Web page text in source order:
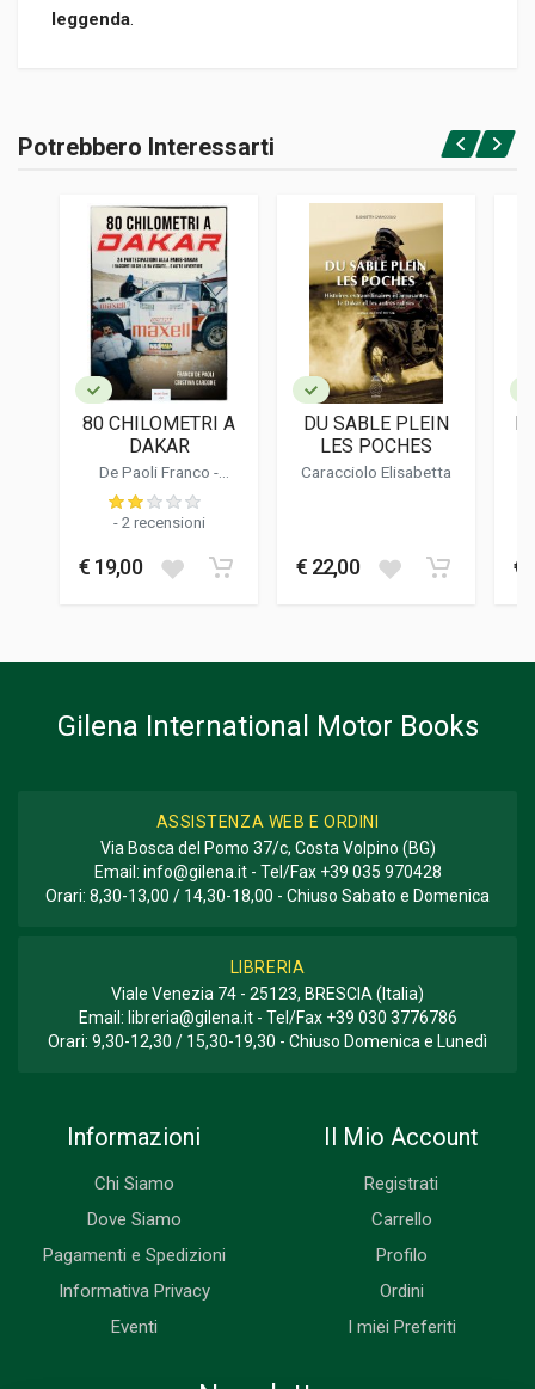
leggenda.
Brossura
2914920431
Editions Du Palmier
LINGUA DEL TESTO
Francese
20 x 27 x 1 cm
Informazioni aggiuntive
Accedi o registrati
Potrebbero Interessarti
80 CHILOMETRI A
DAKAR
De Paoli Franco -
Cardone Cristina
- 2 recensioni
€ 19,00
DU SABLE PLEIN
LES POCHES
Caracciolo Elisabetta
€ 22,00 €
Gilena International Motor Books
ASSISTENZA WEB E ORDINI
Via Bosca del Pomo 37/c, Costa Volpino (BG)
Email: info@gilena.it- Tel/Fax +39 035 970428
Orari: 8,30-13,00 / 14,30-18,00 - Chiuso Sabato e Domenica
LIBRERIA
Viale Venezia 74 - 25123, BRESCIA (Italia)
Email: libreria@gilena.it- Tel/Fax +39 030 3776786
Orari: 9,30-12,30 / 15,30-19,30 - Chiuso Domenica e Lunedì
Informazioni
Chi Siamo
Dove Siamo
Pagamenti e Spedizioni
Informativa Privacy
Eventi
Il Mio Account
Registrati
Carrello
Profilo
Ordini
I miei Preferiti